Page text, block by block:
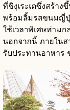
ที่ชิงุเระเตซึ่งสร้า
พร้อมลิ้มรสขนมญี่ปุ่
ใช้เวลาพิเศษท่ามก
นอกจากนี้ ภายใน
รับประทานอาหาร